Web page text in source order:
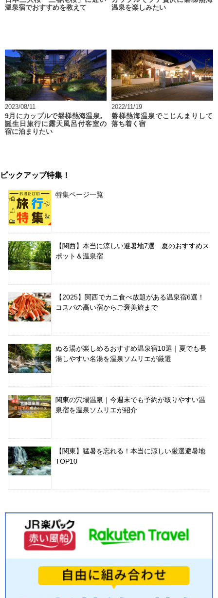
温泉宿でおすすめを教えて
温泉を楽しみたい
2023/08/11
9月にカップルで磐梯熱海温泉。
誕生日旅行に露天風呂付客室の
宿に泊まりたい
2022/11/19
磐梯熱海温泉でこじんまりして
落ち着く宿
ピックアップ特集！
特集ページ一覧
【関西】本当に涼しい避暑地7選 夏のおすすめス
ポット＆温泉宿
【2025】関西でカニ食べ放題がある温泉宿6選！
コスパの高い宿からご褒美旅まで
ぬる湯が楽しめるおすすめ温泉宿10選｜夏でも長
湯しやすい名湯を温泉ソムリエが厳選
関東の穴場温泉｜今週末でも予約が取りやすい温
泉宿を温泉ソムリエが紹介
【関東】猛暑を忘れる！本当に涼しい厳選避暑地
TOP10